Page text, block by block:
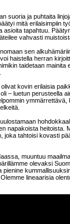
suoria ja puhtaita
mitä erilaisimpiin
asioita tapahtuu.
vahvasti
sen
haistella herran
taidetaan mainita
kovin erilaisia
– luetun perusteella
ymmärrettävä,
napakoista heitoista.
tahtoisi kovasti
muuntuu
olevaksi
lineaarisia